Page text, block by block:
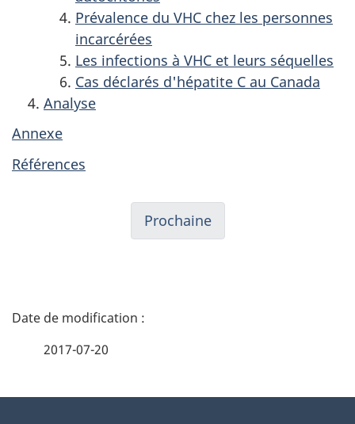
Prévalence du VHC chez les personnes
incarcérées
Les infections à VHC et leurs séquelles
Cas déclarés d'hépatite C au Canada
Analyse
Annexe
Références
Prochaine
D
2017-07-20